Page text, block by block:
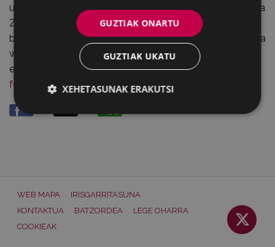
urteak ardatz hartuta. Tarte horretan, II. Errepublika, Gerra
Zibila, gerraostea eta Eibar berreraiki zeneko sasoia
biltzen dira. Egin zen aurkezpenean, asmoaren laburpena
webgune honetan ipintzea eta jendearen iritziak batzea
erabaki zen. Hona hemenproiektuaren laburpena PDF
formatuan
Partekatu
WEB MAPA
IRISGARRITASUNA
KONTAKTUA
BATZORDEA
LEGE OHARRA
COOKIEAK
GUZTIAK ONARTU
GUZTIAK UKATU
XEHETASUNAK ERAKUTSI